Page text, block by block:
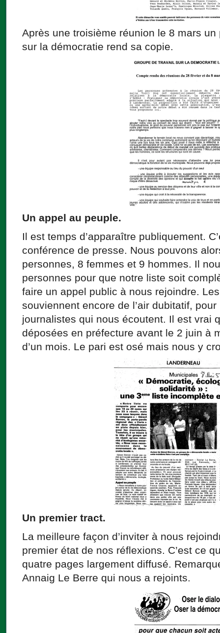
Après une troisième réunion le 8 mars
sur la démocratie rend sa copie.
Un appel au peuple.
Il est temps d’apparaître publiquement.
conférence de presse. Nous pouvons
personnes, 8 femmes et 9 hommes. Il
personnes pour que notre liste soit
faire un appel public à nous rejoindre.
souviennent encore de l’air dubitatif,
journalistes qui nous écoutent. Il est vrai
déposées en préfecture avant le 2 juin à
d’un mois. Le pari est osé mais nous y
Un premier tract.
La meilleure façon d’inviter à nous
premier état de nos réflexions. C’est ce
quatre pages largement diffusé.
Annaig Le Berre qui nous a rejoints.